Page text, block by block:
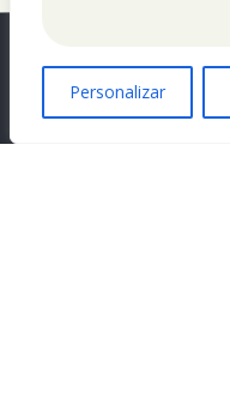
Personalizar